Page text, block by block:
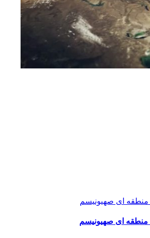
منطقه ای صهیونیسم
منطقه ای صهیونیسم